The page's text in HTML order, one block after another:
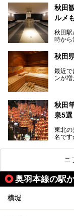
界自然
国定
「あき
ハタハ
す。
げ」な
役立
紹介し
秋田
ルメ
秋田駅
時から
岩盤
観光に
りお
秋田
最近で
ンが増
こだ
今回は
スス
秋田
泉5選
東北の
名です
毎年
さん
け声
竿燈の
なり
竿燈ま
ニ
奥羽本線の駅
横堀